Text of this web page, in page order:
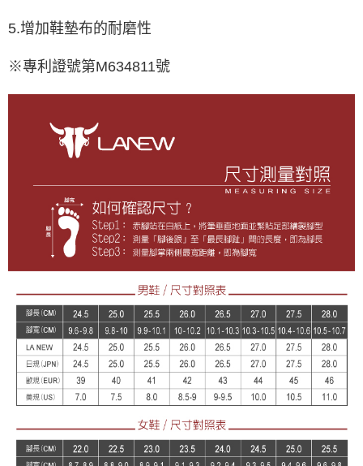
5.增加鞋墊布的耐磨性
※專利證號第M634811號